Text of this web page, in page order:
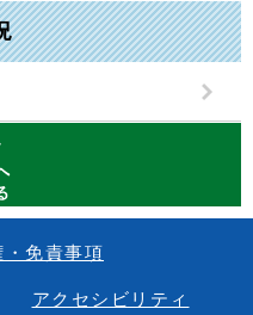
・免責事項
アクセシビリティ